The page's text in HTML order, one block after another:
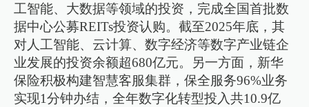
工智能、大数据等领域的投资，完成全国首批数
据中心公募REITs投资认购。截至2025年底，其
对人工智能、云计算、数字经济等数字产业链企
业发展的投资余额超680亿元。另一方面，新华
保险积极构建智慧客服集群，保全服务96%业务
实现1分钟办结，全年数字化转型投入共10.9亿